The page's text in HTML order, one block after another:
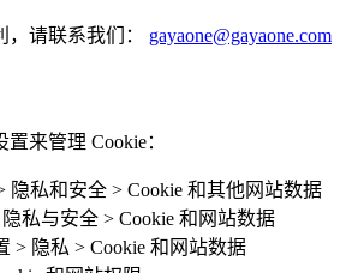
，请联系我们： gayaone@gayaone.com
来管理 Cookie：
隐私和安全 > Cookie 和其他网站数据
私与安全 > Cookie 和网站数据
> 隐私 > Cookie 和网站数据